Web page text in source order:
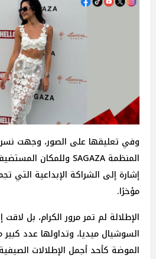
وفي تعليقها على الصور، وجهت
إشارة إلى الشراكة الإبداعية التي
مؤخرًا.
الإطلالة لم تمر مرور الكرام، بل
السوشيال ميديا، وتداولها عدد
الموضة كأحد أجمل الإطلالات